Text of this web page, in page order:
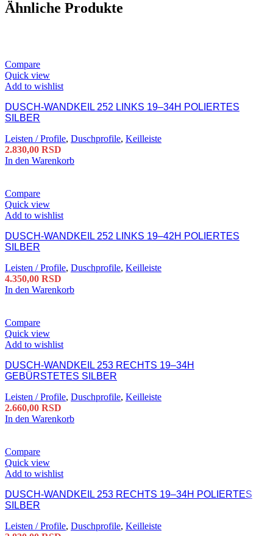
Ähnliche Produkte
Compare
Quick view
Add to wishlist
DUSCH-WANDKEIL 252 LINKS 19–34H POLIERTES
SILBER
Leisten / Profile, Duschprofile, Keilleiste
2.830,00 RSD
In den Warenkorb
Compare
Quick view
Add to wishlist
DUSCH-WANDKEIL 252 LINKS 19–42H POLIERTES
SILBER
Leisten / Profile, Duschprofile, Keilleiste
4.350,00 RSD
In den Warenkorb
Compare
Quick view
Add to wishlist
DUSCH-WANDKEIL 253 RECHTS 19–34H
GEBÜRSTETES SILBER
Leisten / Profile, Duschprofile, Keilleiste
2.660,00 RSD
In den Warenkorb
Compare
Quick view
Add to wishlist
DUSCH-WANDKEIL 253 RECHTS 19–34H POLIERTES
SILBER
Leisten / Profile, Duschprofile, Keilleiste